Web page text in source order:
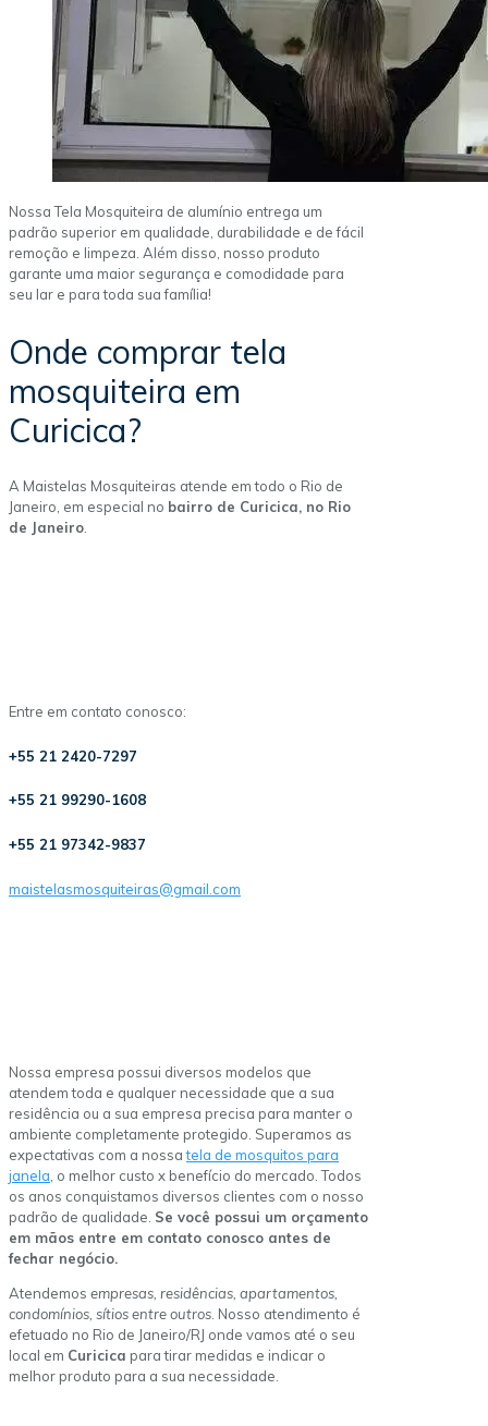
Nossa Tela Mosquiteira de alumínio entrega um
padrão superior em qualidade, durabilidade e de fácil
remoção e limpeza. Além disso, nosso produto
garante uma maior segurança e comodidade para
seu lar e para toda sua família!
Onde comprar tela
mosquiteira em
Curicica?
A Maistelas Mosquiteiras atende em todo o Rio de
Janeiro, em especial no bairro de Curicica, no Rio
de Janeiro.
Entre em contato conosco:
+55 21 2420-7297
+55 21 99290-1608
+55 21 97342-9837
maistelasmosquiteiras@gmail.com
Nossa empresa possui diversos modelos que
atendem toda e qualquer necessidade que a sua
residência ou a sua empresa precisa para manter o
ambiente completamente protegido. Superamos as
expectativas com a nossatela de mosquitos para
janela, o melhor custo x benefício do mercado. Todos
os anos conquistamos diversos clientes com o nosso
padrão de qualidade. Se você possui um orçamento
em mãos entre em contato conosco antes de
fechar negócio.
Atendemos empresas, residências, apartamentos,
condomínios, sítios entre outros. Nosso atendimento é
efetuado no Rio de Janeiro/RJ onde vamos até o seu
local em Curicica para tirar medidas e indicar o
melhor produto para a sua necessidade.